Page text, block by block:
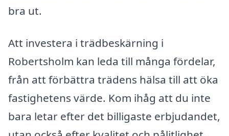
bra ut.
Att investera i trädbeskärning i
Robertsholm kan leda till många fördelar,
från att förbättra trädens hälsa till att öka
fastighetens värde. Kom ihåg att du inte
bara letar efter det billigaste erbjudandet,